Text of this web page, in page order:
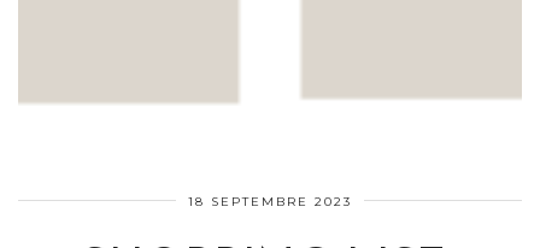
18 SEPTEMBRE 2023